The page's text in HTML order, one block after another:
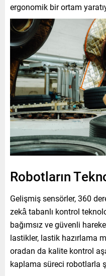
ergonomik bir ortam
Robotların
Gelişmiş sensörler, 360
zekâ tabanlı kontrol
bağımsız ve güvenli
lastikler, lastik hazırlama
oradan da kalite kontrol
kaplama süreci robotlarla